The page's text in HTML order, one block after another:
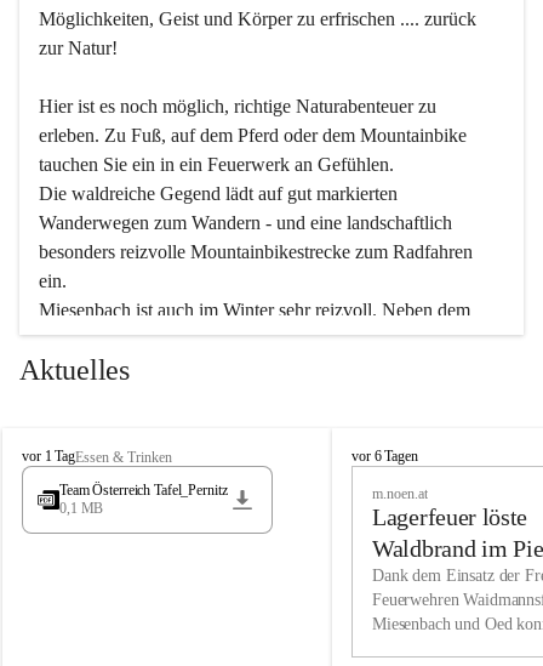
Möglichkeiten, Geist und Körper zu erfrischen .... zurück
zur Natur!
Hier ist es noch möglich, richtige Naturabenteuer zu
erleben. Zu Fuß, auf dem Pferd oder dem Mountainbike
tauchen Sie ein in ein Feuerwerk an Gefühlen.
Die waldreiche Gegend lädt auf gut markierten
Wanderwegen zum Wandern - und eine landschaftlich
besonders reizvolle Mountainbikestrecke zum Radfahren
ein.
Miesenbach ist auch im Winter sehr reizvoll. Neben dem
Eisstockschießen gibt es auf dem nahe gelegenen Unterberg
wunderschöne Naturschneepisten, die zum Schifahren oder
vielfältige Angebot unserer Kulturvereine.
Überzeugen Sie sich selbst, dass Sie in Miesenbach sowie
in den Beherbergungsbetrieben, Gaststätten und urigen
Wir kennen Miesenbach als lebens- und liebenswerten Ort.
Tradition und Innovation werden ebenso groß geschrieben
Aktuelles
M
i
s
vor 1 TagEssen & Trinken
Team Österreich Tafel_Pernitz
0,1 MB
M
h
vor 6 Tagen
m.noen.at
Lagerfeuer löste
Waldbrand im
aus
Dank dem Einsatz der
Feuerwehren
Miesenbach und Oed